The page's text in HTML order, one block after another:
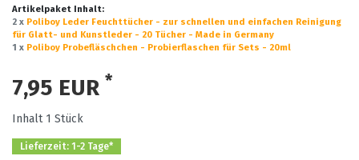
Artikelpaket Inhalt:
2 x Poliboy Leder Feuchttücher - zur schnellen und einfachen Reinigung
für Glatt- und Kunstleder - 20 Tücher - Made in Germany
1 x Poliboy Probefläschchen - Probierflaschen für Sets - 20ml
7,95 EUR *
Inhalt 1 Stück
Lieferzeit: 1-2 Tage*